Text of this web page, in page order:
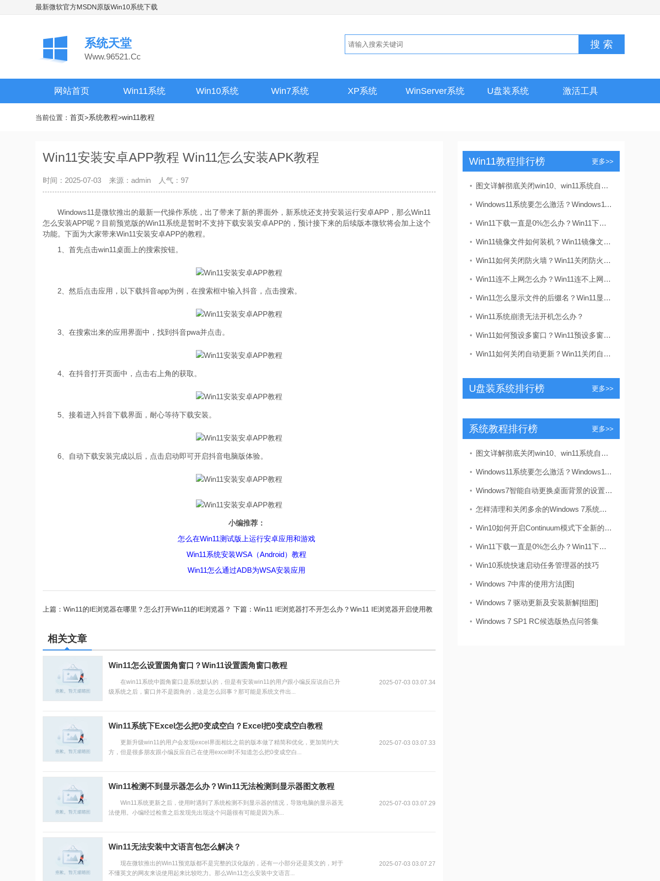
最新微软官方MSDN原版Win10系统下载
系统天堂
Www.96521.Cc
网站首页 Win11系统 Win10系统 Win7系统 XP系统 WinServer系统 U盘装系统 激活工具
当前位置： 首页>系统教程>win11教程
Win11安装安卓APP教程 Win11怎么安装APK教程
时间：2025-07-03 来源：admin 人气： 97
Windows11是微软推出的最新一代操作系统，出了带来了新的界面外，新系统还支持安装运行安卓APP，那么Win11
怎么安装APP呢？目前预览版的Win11系统是暂时不支持下载安装安卓APP的，预计接下来的后续版本微软将会加上这个
功能。下面为大家带来Win11安装安卓APP的教程。
1、首先点击win11桌面上的搜索按钮。
2、然后点击应用，以下载抖音app为例，在搜索框中输入抖音，点击搜索。
3、在搜索出来的应用界面中，找到抖音pwa并点击。
4、在抖音打开页面中，点击右上角的获取。
5、接着进入抖音下载界面，耐心等待下载安装。
6、自动下载安装完成以后，点击启动即可开启抖音电脑版体验。
小编推荐：
怎么在Win11测试版上运行安卓应用和游戏
Win11系统安装WSA（Android）教程
Win11怎么通过ADB为WSA安装应用
上篇： Win11的IE浏览器在哪里？怎么打开Win11的IE浏览器？ 下篇： Win11 IE浏览器打不开怎么办？Win11 IE浏览器开启使用教
相关文章
Win11怎么设置圆角窗口？Win11设置圆角窗口教程
在win11系统中圆角窗口是系统默认的，但是有安装win11的用户跟小编反应说自己升
级系统之后，窗口并不是圆角的，这是怎么回事？那可能是系统文件出...
2025-07-03 03.07.34
Win11系统下Excel怎么把0变成空白？Excel把0变成空白教程
更新升级win11的用户会发现excel界面相比之前的版本做了精简和优化，更加简约大
方，但是很多朋友跟小编反应自己在使用excel时不知道怎么把0变成空白...
2025-07-03 03.07.33
Win11检测不到显示器怎么办？Win11无法检测到显示器图文教程
Win11系统更新之后，使用时遇到了系统检测不到显示器的情况，导致电脑的显示器无
法使用。小编经过检查之后发现先出现这个问题很有可能是因为系...
2025-07-03 03.07.29
Win11无法安装中文语言包怎么解决？
现在微软推出的Win11预览版都不是完整的汉化版的，还有一小部分还是英文的，对于
不懂英文的网友来说使用起来比较吃力。那么Win11怎么安装中文语言...
2025-07-03 03.07.27
Win11教程排行榜 更多>>
图文详解彻底关闭win10、win11系统自带的windows d
Windows11系统要怎么激活？Windows11系统激活码合集
Win11下载一直是0%怎么办？Win11下载一直显示0%解决
Win11镜像文件如何装机？Win11镜像文件装机方法
Win11如何关闭防火墙？Win11关闭防火墙的解决方法
Win11连不上网怎么办？Win11连不上网解决方法
Win11怎么显示文件的后缀名？Win11显示后缀名的解
Win11系统崩溃无法开机怎么办？
Win11如何预设多窗口？Win11预设多窗口的方法
Win11如何关闭自动更新？Win11关闭自动更新的方法
U盘装系统排行榜 更多>>
系统教程排行榜 更多>>
图文详解彻底关闭win10、win11系统自带的windows d
Windows11系统要怎么激活？Windows11系统激活码合集
Windows7智能自动更换桌面背景的设置方法
怎样清理和关闭多余的Windows 7系统服务
Win10如何开启Continuum模式下全新的开始屏幕
Win11下载一直是0%怎么办？Win11下载一直显示0%解决
Win10系统快速启动任务管理器的技巧
Windows 7中库的使用方法[图]
Windows 7 驱动更新及安装新解[组图]
Windows 7 SP1 RC候选版热点问答集